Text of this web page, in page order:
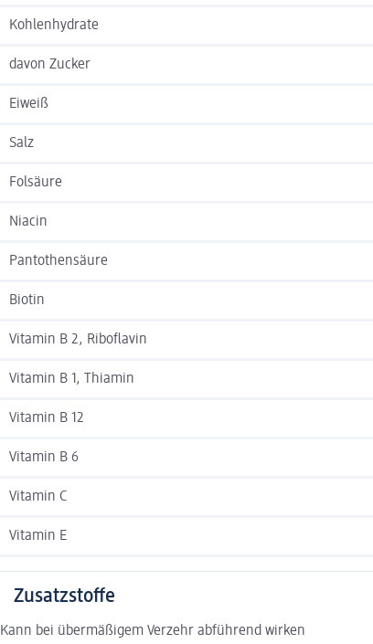
Kohlenhydrate
davon Zucker
Eiweiß
Salz
Folsäure
Niacin
Pantothensäure
Biotin
Vitamin B 2, Riboflavin
Vitamin B 1, Thiamin
Vitamin B 12
Vitamin B 6
Vitamin C
Vitamin E
Zusatzstoffe
Kann bei übermäßigem Verzehr abführend wirken